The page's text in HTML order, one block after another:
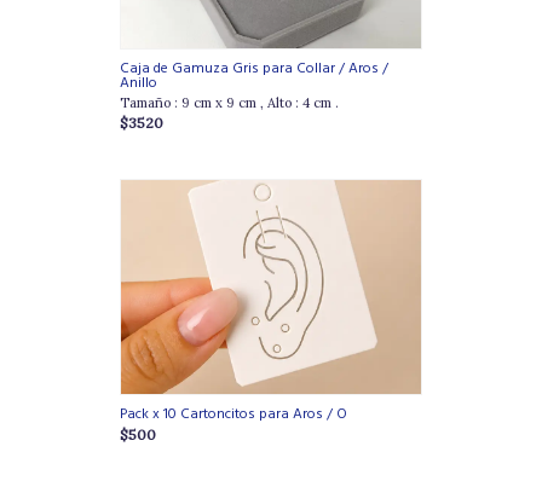
Caja de Gamuza Gris para Collar / Aros /
Anillo
Tamaño : 9 cm x 9 cm , Alto : 4 cm .
$3520
Pack x 10 Cartoncitos para Aros / O
$500